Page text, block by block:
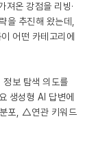
져온 강점을 리빙·
을 추진해 왔는데,
어떤 카테고리에
정보 탐색 의도를
생성형 AI 답변에
포, △연관 키워드